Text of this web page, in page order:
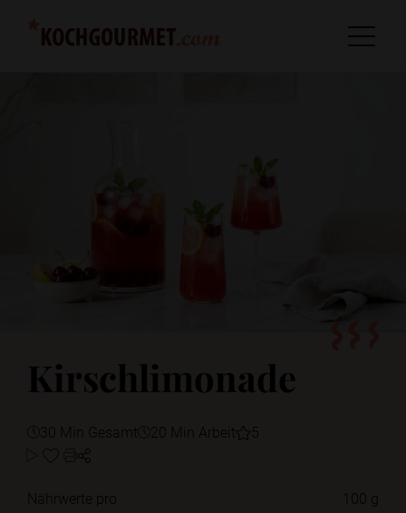
Kirschlimonade
30 Min Gesamt 20 Min Arbeit 5
Nährwerte pro
100 g